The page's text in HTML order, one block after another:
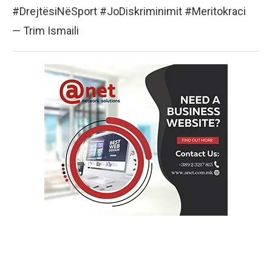
#DrejtësiNëSport #JoDiskriminimit #Meritokraci
— Trim Ismaili